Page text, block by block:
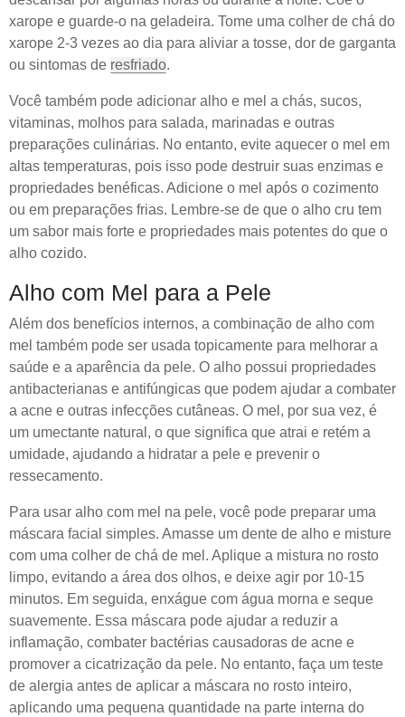
xarope e guarde-o na geladeira. Tome uma colher de chá do
xarope 2-3 vezes ao dia para aliviar a tosse, dor de garganta
ou sintomas de resfriado.
Você também pode adicionar alho e mel a chás, sucos,
vitaminas, molhos para salada, marinadas e outras
preparações culinárias. No entanto, evite aquecer o mel em
altas temperaturas, pois isso pode destruir suas enzimas e
propriedades benéficas. Adicione o mel após o cozimento
ou em preparações frias. Lembre-se de que o alho cru tem
um sabor mais forte e propriedades mais potentes do que o
alho cozido.
Alho com Mel para a Pele
Além dos benefícios internos, a combinação de alho com
mel também pode ser usada topicamente para melhorar a
saúde e a aparência da pele. O alho possui propriedades
antibacterianas e antifúngicas que podem ajudar a combater
a acne e outras infecções cutâneas. O mel, por sua vez, é
um umectante natural, o que significa que atrai e retém a
umidade, ajudando a hidratar a pele e prevenir o
ressecamento.
Para usar alho com mel na pele, você pode preparar uma
máscara facial simples. Amasse um dente de alho e misture
com uma colher de chá de mel. Aplique a mistura no rosto
limpo, evitando a área dos olhos, e deixe agir por 10-15
minutos. Em seguida, enxágue com água morna e seque
suavemente. Essa máscara pode ajudar a reduzir a
inflamação, combater bactérias causadoras de acne e
promover a cicatrização da pele. No entanto, faça um teste
de alergia antes de aplicar a máscara no rosto inteiro,
aplicando uma pequena quantidade na parte interna do